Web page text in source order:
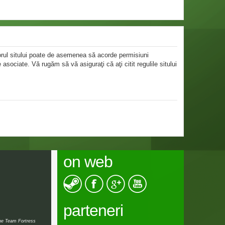
sitului poate de asemenea să acorde permisiuni
Vă rugăm să vă asiguraţi că aţi citit regulile sitului
Team Fortress
on web
parteneri